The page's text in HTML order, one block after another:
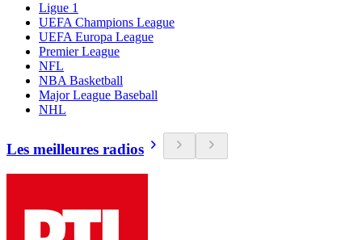
Ligue 1
UEFA Champions League
UEFA Europa League
Premier League
NFL
NBA Basketball
Major League Baseball
NHL
Les meilleures radios